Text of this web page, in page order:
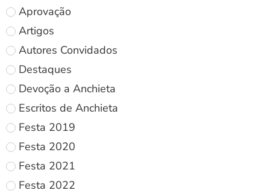
Aprovação
Artigos
Autores Convidados
Destaques
Devoção a Anchieta
Escritos de Anchieta
Festa 2019
Festa 2020
Festa 2021
Festa 2022